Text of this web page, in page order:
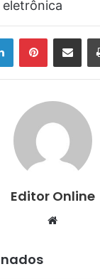
eletrônica
LinkedinPinterestCompartilhar via e-mail
Editor Online
Website